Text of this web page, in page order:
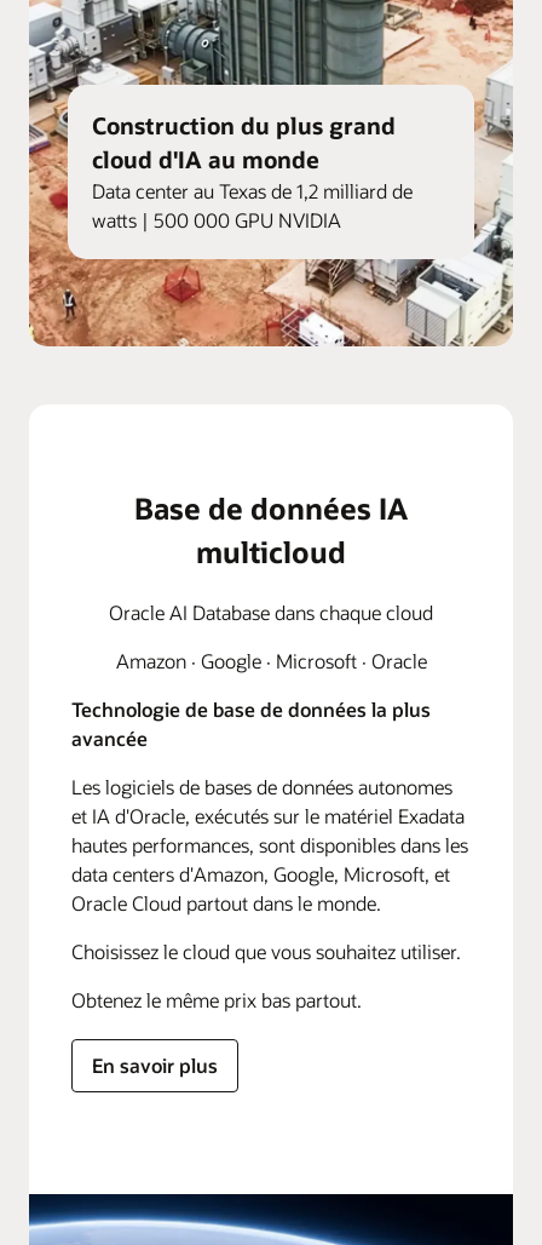
Construction du plus grand
cloud d'IA au monde
Data center au Texas de 1,2 milliard de
watts | 500 000 GPU NVIDIA
Base de données IA
multicloud
Oracle AI Database dans chaque cloud
Amazon · Google · Microsoft · Oracle
Technologie de base de données la plus
avancée
Les logiciels de bases de données autonomes
et IA d'Oracle, exécutés sur le matériel Exadata
hautes performances, sont disponibles dans les
data centers d'Amazon, Google, Microsoft, et
Oracle Cloud partout dans le monde.
Choisissez le cloud que vous souhaitez utiliser.
Obtenez le même prix bas partout.
En savoir plus